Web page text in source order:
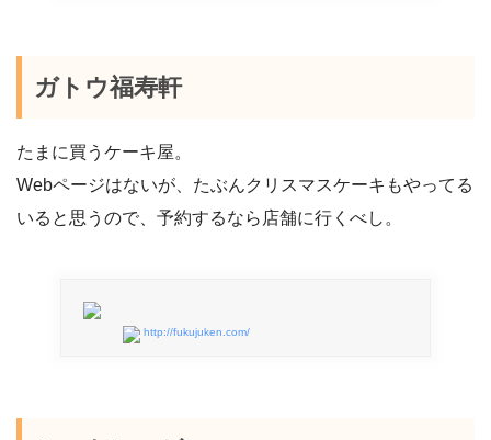
ガトウ福寿軒
たまに買うケーキ屋。
Webページはないが、たぶんクリスマスケーキもやってる
いると思うので、予約するなら店舗に行くべし。
http://fukujuken.com/